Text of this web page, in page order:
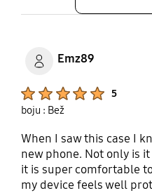
Emz89
5
boju : Bež
When I saw this case I
new phone. Not only is
it is super comfortable
my device feels well